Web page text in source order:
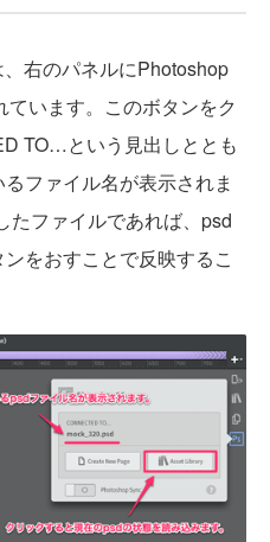
右のパネルにPhotoshop
います。このボタンをク
TO…という見出しととも
ファイル名が表示されま
たファイルであれば、psd
をおすことで反映するこ